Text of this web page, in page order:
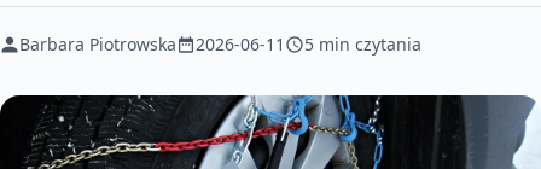
Barbara Piotrowska 2026-06-11 5 min czytania